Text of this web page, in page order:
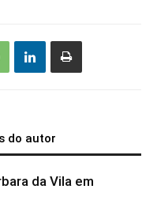
do autor
da Vila em